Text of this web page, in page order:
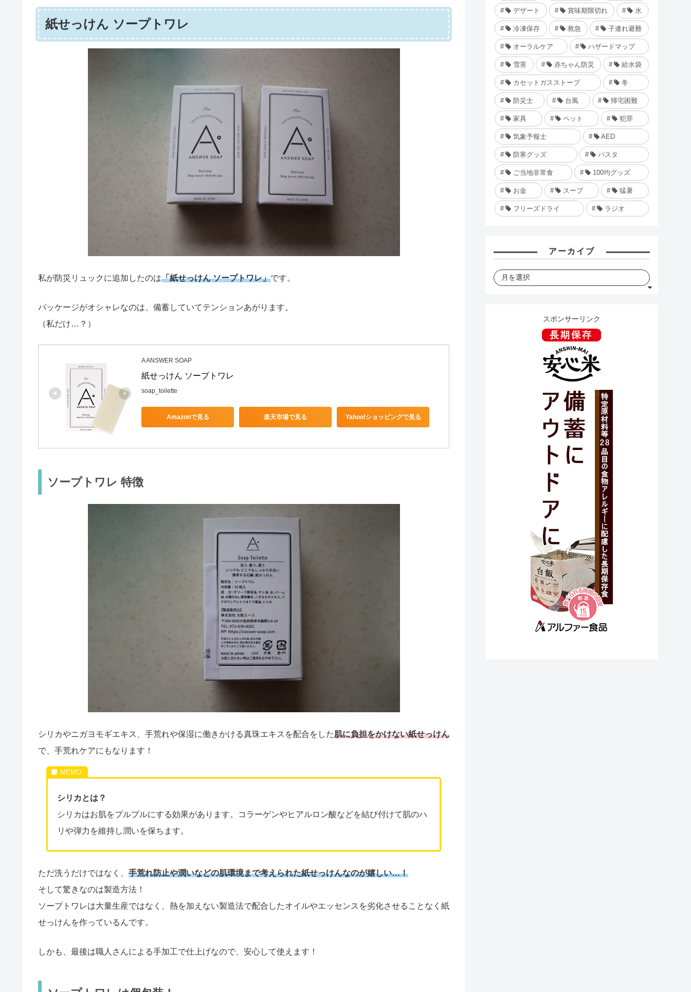
紙せっけん ソープトワレ
私が防災リュックに追加したのは「紙せっけん ソープトワレ」です。
パッケージがオシャレなのは、備蓄していてテンションあがります。
（私だけ…？）
A ANSWER SOAP
紙せっけん ソープトワレ
soap_toilette
Amazonで見る 楽天市場で見る Yahoo!ショッピングで見る
ソープトワレ 特徴
シリカやニガヨモギエキス、手荒れや保湿に働きかける真珠エキスを配合をした肌に負担をかけない紙せっけん
で、手荒れケアにもなります！
シリカとは？
シリカはお肌をプルプルにする効果があります。コラーゲンやヒアルロン酸などを結び付けて肌のハ
リや弾力を維持し潤いを保ちます。
ただ洗うだけではなく、 手荒れ防止や潤いなどの肌環境まで考えられた紙せっけんなのが嬉しい…！
そして驚きなのは製造方法！
ソープトワレは大量生産ではなく、熱を加えない製造法で配合したオイルやエッセンスを劣化させることなく紙
せっけんを作っているんです。
しかも、最後は職人さんによる手加工で仕上げなので、安心して使えます！
デザート 賞味期限切れ 水
冷凍保存 救急 子連れ避難
オーラルケア ハザードマップ
雪害 赤ちゃん防災 給水袋
カセットガスストーブ 冬
防災士 台風 帰宅困難
家具 ペット 犯罪
気象予報士 AED
防寒グッズ パスタ
ご当地非常食 100均グッズ
お金 スープ 猛暑
フリーズドライ ラジオ
アーカイブ
スポンサーリンク